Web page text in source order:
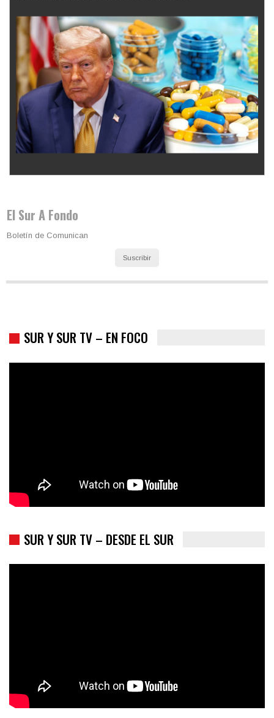
El Sur A Fondo
Boletín de Comunican
Suscribir
SUR Y SUR TV – EN FOCO
SUR Y SUR TV – DESDE EL SUR